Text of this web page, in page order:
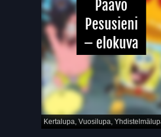
Paavo
Pesusieni
– elokuva
Kertalupa, Vuosilupa, Yhdistelmälupa